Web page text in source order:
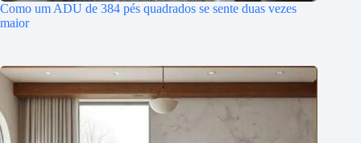
Como um ADU de 384 pés quadrados se sente duas vezes
maior